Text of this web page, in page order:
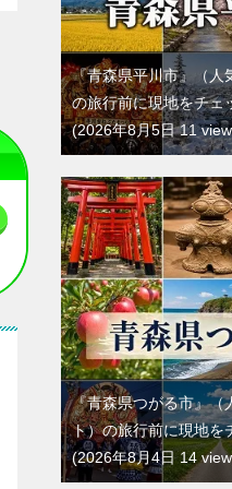
『青森県平川市』（人
の旅行前に現地をチェ
2026年8月5日 11 view
『青森県つがる市』（
ト）の旅行前に現地を
2026年8月4日 14 view